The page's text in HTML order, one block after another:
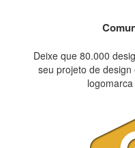
Deixe que 80.000
seu projeto de